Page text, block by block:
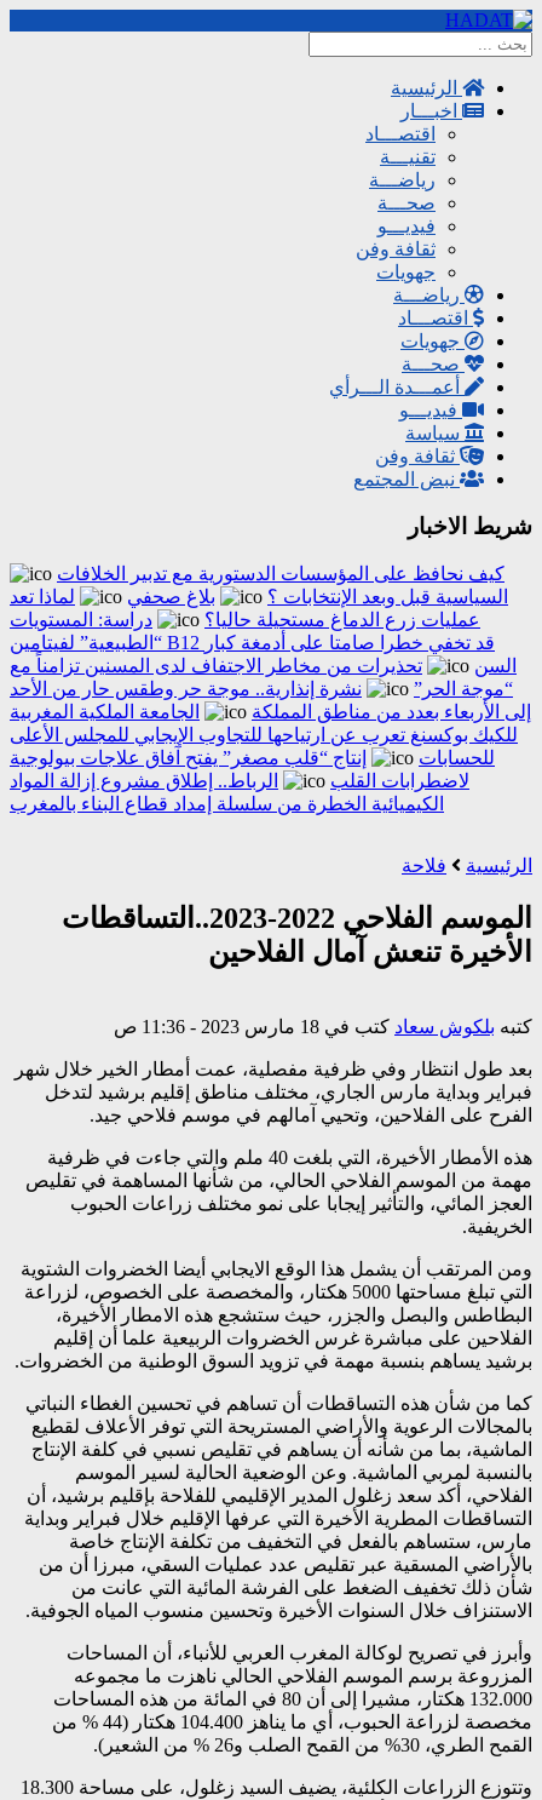
الرئيسية
اخبـــار
اقتصـــاد
تقنيـــة
رياضـــة
صحـــة
فيديـــو
ثقافة وفن
جهويات
رياضـــة
اقتصـــاد
جهويات
صحـــة
أعمـــدة الـــرأي
فيديـــو
سياسة
ثقافة وفن
نبض المجتمع
شريط الاخبار
كيف نحافظ على المؤسسات الدستورية مع تدبير الخلافات
السياسية قبل وبعد الإنتخابات ؟
بلاغ صحفي
لماذا تعد
عمليات زرع الدماغ مستحيلة حاليا؟
دراسة: المستويات
“الطبيعية” لفيتامين B12 قد تخفي خطرا صامتا على أدمغة كبار
السن
تحذيرات من مخاطر الاجتفاف لدى المسنين تزامناً مع
“موجة الحر”
نشرة إنذارية.. موجة حر وطقس حار من الأحد
إلى الأربعاء بعدد من مناطق المملكة
الجامعة الملكية المغربية
للكيك بوكسنغ تعرب عن ارتياحها للتجاوب الإيجابي للمجلس الأعلى
للحسابات
إنتاج “قلب مصغر” يفتح آفاق علاجات بيولوجية
لاضطرابات القلب
الرباط.. إطلاق مشروع إزالة المواد
الكيميائية الخطرة من سلسلة إمداد قطاع البناء بالمغرب
الرئيسية فلاحة
الموسم الفلاحي 2022-2023..التساقطات
الأخيرة تنعش آمال الفلاحين
كتبه بلكوش سعاد كتب في 18 مارس 2023 - 11:36 ص
بعد طول انتظار وفي ظرفية مفصلية، عمت أمطار الخير خلال شهر
فبراير وبداية مارس الجاري، مختلف مناطق إقليم برشيد لتدخل
الفرح على الفلاحين، وتحيي آمالهم في موسم فلاحي جيد.
هذه الأمطار الأخيرة، التي بلغت 40 ملم والتي جاءت في ظرفية
مهمة من الموسم الفلاحي الحالي، من شأنها المساهمة في تقليص
العجز المائي، والتأثير إيجابا على نمو مختلف زراعات الحبوب
الخريفية.
ومن المرتقب أن يشمل هذا الوقع الايجابي أيضا الخضروات الشتوية
التي تبلغ مساحتها 5000 هكتار، والمخصصة على الخصوص، لزراعة
البطاطس والبصل والجزر، حيث ستشجع هذه الامطار الأخيرة،
الفلاحين على مباشرة غرس الخضروات الربيعية علما أن إقليم
برشيد يساهم بنسبة مهمة في تزويد السوق الوطنية من الخضروات.
كما من شأن هذه التساقطات أن تساهم في تحسين الغطاء النباتي
بالمجالات الرعوية والأراضي المستريحة التي توفر الأعلاف لقطيع
الماشية، بما من شأنه أن يساهم في تقليص نسبي في كلفة الإنتاج
بالنسبة لمربي الماشية. وعن الوضعية الحالية لسير الموسم
الفلاحي، أكد سعد زغلول المدير الإقليمي للفلاحة بإقليم برشيد، أن
التساقطات المطرية الأخيرة التي عرفها الإقليم خلال فبراير وبداية
مارس، ستساهم بالفعل في التخفيف من تكلفة الإنتاج خاصة
بالأراضي المسقية عبر تقليص عدد عمليات السقي، مبرزا أن من
شأن ذلك تخفيف الضغط على الفرشة المائية التي عانت من
الاستنزاف خلال السنوات الأخيرة وتحسين منسوب المياه الجوفية.
وأبرز في تصريح لوكالة المغرب العربي للأنباء، أن المساحات
المزروعة برسم الموسم الفلاحي الحالي ناهزت ما مجموعه
132.000 هكتار، مشيرا إلى أن 80 في المائة من هذه المساحات
مخصصة لزراعة الحبوب، أي ما يناهز 104.400 هكتار (44 % من
القمح الطري، 30% من القمح الصلب و26 % من الشعير).
وتتوزع الزراعات الكلئية، يضيف السيد زغلول، على مساحة 18.300